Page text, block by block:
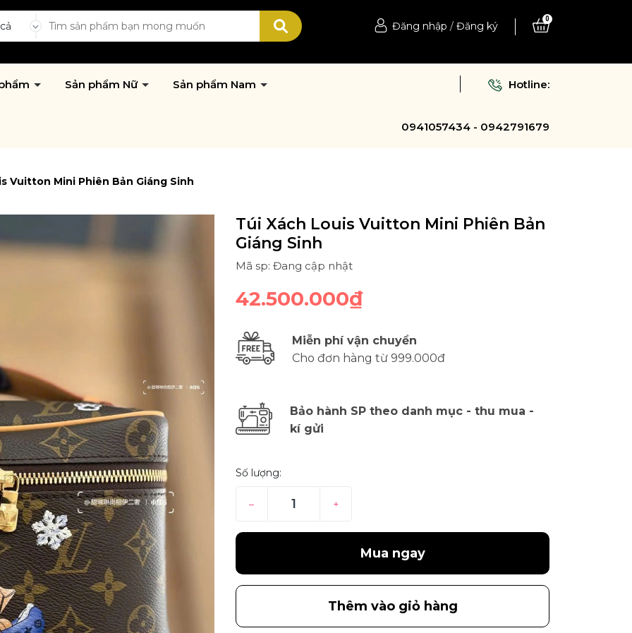
Đăng nhập / Đăng ký
0
Sản phẩm Nữ Sản phẩm Nam Hotline:
0941057434 - 0942791679
Vuitton Mini Phiên Bản Giáng Sinh
Túi Xách Louis Vuitton Mini Phiên Bản
Giáng Sinh
Mã sp: Đang cập nhật
42.500.000₫
Miễn phí vận chuyển
Cho đơn hàng từ 999.000đ
Bảo hành SP theo danh mục - thu mua -
kí gửi
Số lượng:
– +
Mua ngay
Thêm vào giỏ hàng